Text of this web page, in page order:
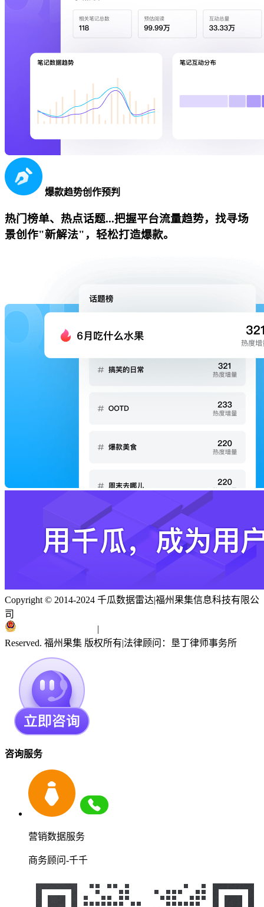
爆款趋势创作预判
热门榜单、热点话题...把握平台流量趋势，找寻场
景创作"新解法"，轻松打造爆款。
Copyright © 2014-2024 千瓜数据雷达|福州果集信息科技有限公
司
|
Reserved. 福州果集 版权所有|法律顾问：垦丁律师事务所
咨询服务
营销数据服务
商务顾问-千千